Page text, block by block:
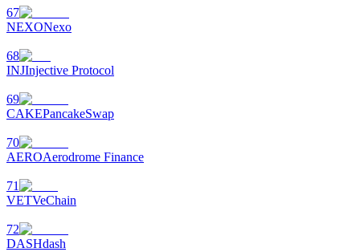
67
NEXONexo
68
INJInjective Protocol
69
CAKEPancakeSwap
70
AEROAerodrome Finance
71
VETVeChain
72
DASHdash